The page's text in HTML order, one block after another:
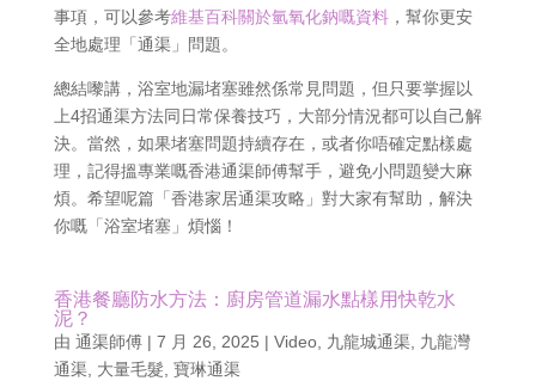
事項，可以參考維基百科關於氫氧化鈉嘅資料，幫你更安
全地處理「通渠」問題。
總結嚟講，浴室地漏堵塞雖然係常見問題，但只要掌握以
上4招通渠方法同日常保養技巧，大部分情況都可以自己解
決。當然，如果堵塞問題持續存在，或者你唔確定點樣處
理，記得搵專業嘅香港通渠師傅幫手，避免小問題變大麻
煩。希望呢篇「香港家居通渠攻略」對大家有幫助，解決
你嘅「浴室堵塞」煩惱！
香港餐廳防水方法：廚房管道漏水點樣用快乾水
泥？
由 通渠師傅| 7 月 26, 2025 | Video, 九龍城通渠, 九龍灣
通渠, 大量毛髮 寶琳通渠